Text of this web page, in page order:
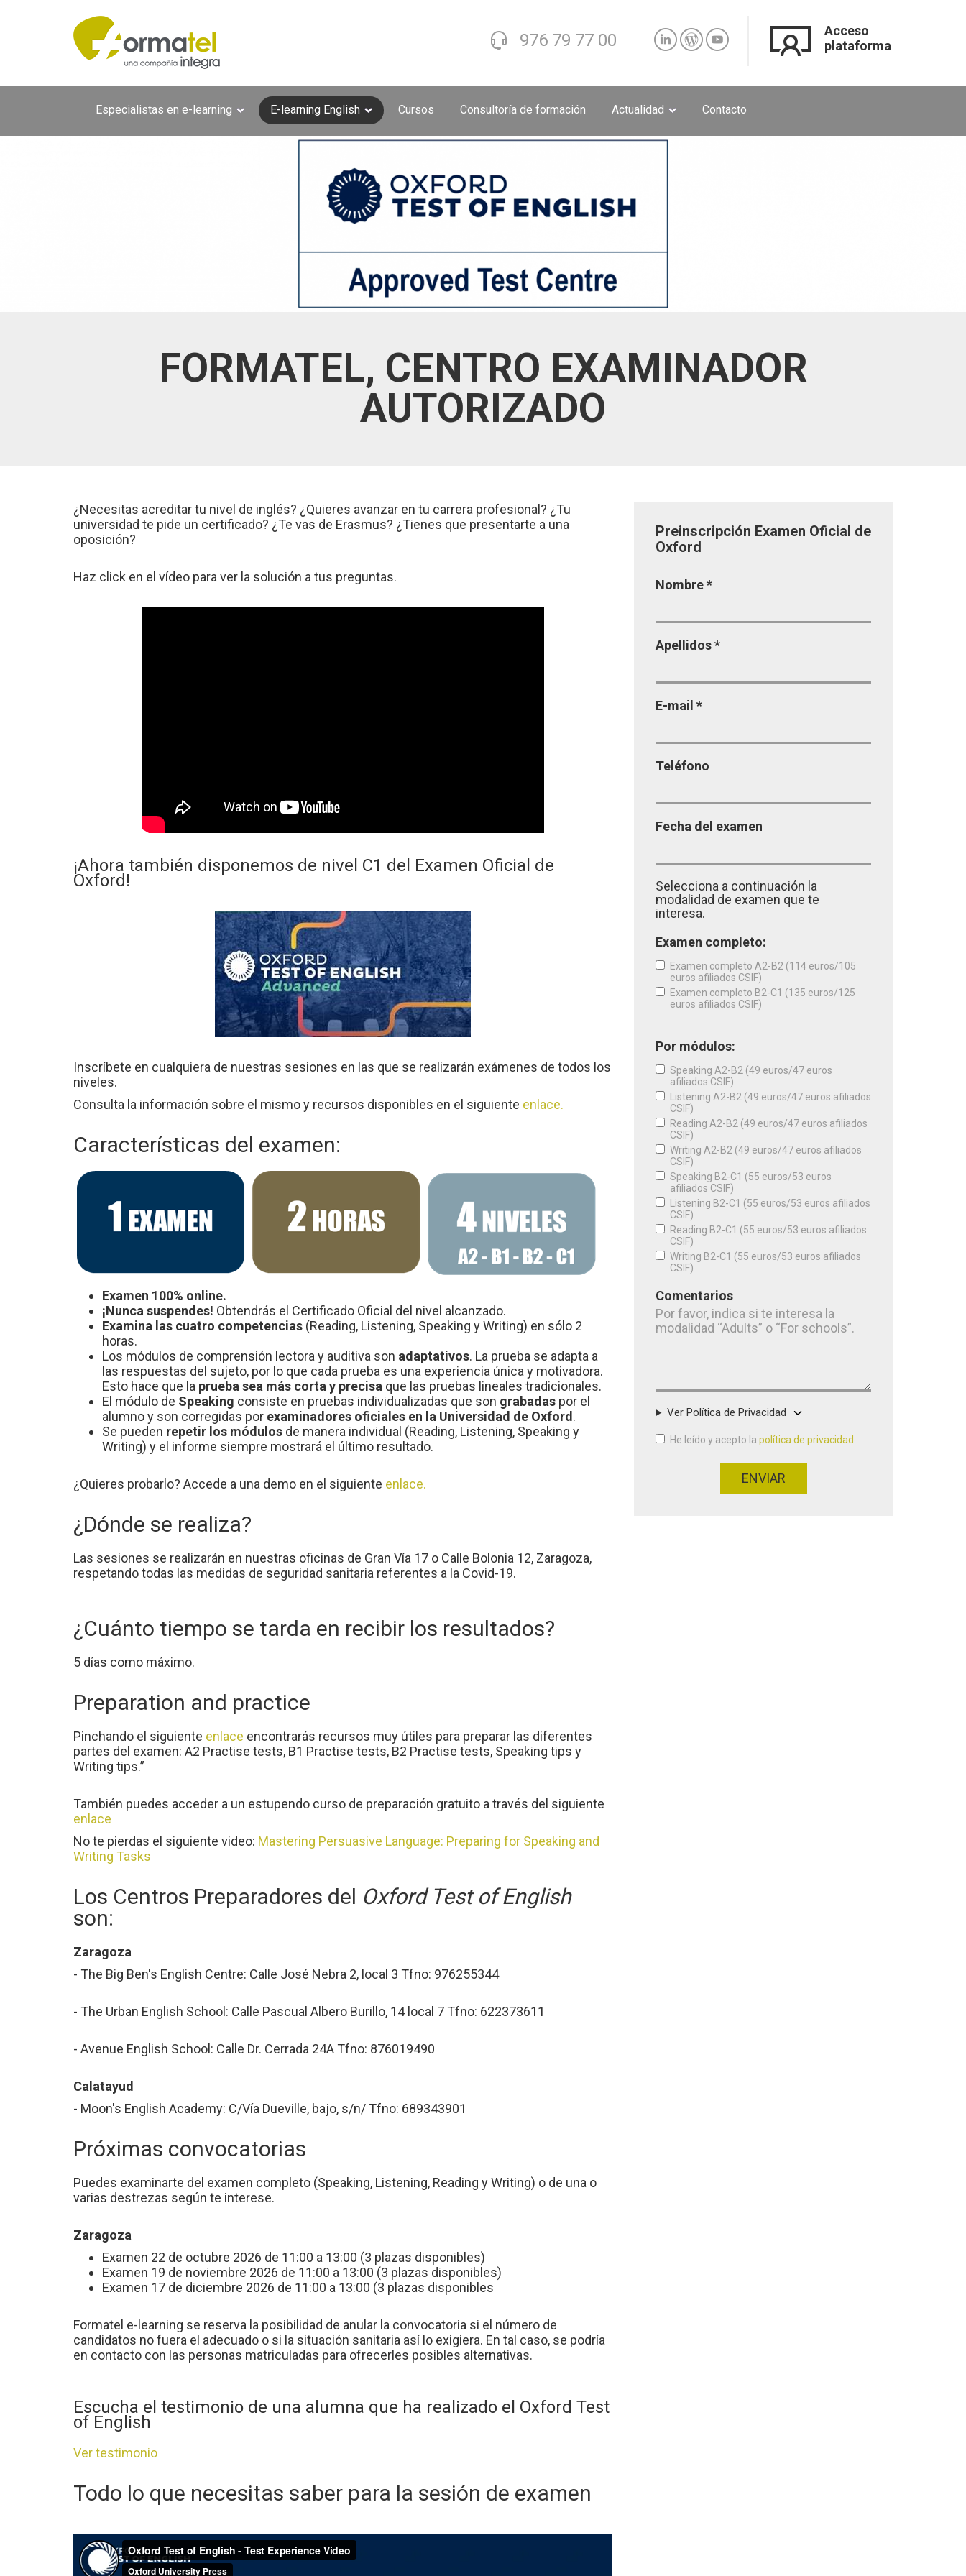
976 79 77 00
Acceso
plataforma
Especialistas en e-learning E-learning English Cursos Consultoría de formación Actualidad Contacto
FORMATEL, CENTRO EXAMINADOR
AUTORIZADO
¿Necesitas acreditar tu nivel de inglés? ¿Quieres avanzar en tu carrera profesional? ¿Tu
universidad te pide un certificado? ¿Te vas de Erasmus? ¿Tienes que presentarte a una
oposición?
Haz click en el vídeo para ver la solución a tus preguntas.
¡Ahora también disponemos de nivel C1 del Examen Oficial de
Oxford!
Inscríbete en cualquiera de nuestras sesiones en las que se realizarán exámenes de todos los
niveles.
Consulta la información sobre el mismo y recursos disponibles en el siguiente enlace.
Características del examen:
Examen 100% online.
¡Nunca suspendes! Obtendrás el Certificado Oficial del nivel alcanzado.
Examina las cuatro competencias (Reading, Listening, Speaking y Writing) en sólo 2
horas.
Los módulos de comprensión lectora y auditiva son adaptativos. La prueba se adapta a
las respuestas del sujeto, por lo que cada prueba es una experiencia única y motivadora.
Esto hace que la prueba sea más corta y precisa que las pruebas lineales tradicionales.
El módulo de Speaking consiste en pruebas individualizadas que son grabadas por el
alumno y son corregidas por examinadores oficiales en la Universidad de Oxford .
Se pueden repetir los módulos de manera individual (Reading, Listening, Speaking y
Writing) y el informe siempre mostrará el último resultado.
¿Quieres probarlo? Accede a una demo en el siguiente enlace.
¿Dónde se realiza?
Las sesiones se realizarán en nuestras oficinas de Gran Vía 17 o Calle Bolonia 12, Zaragoza,
respetando todas las medidas de seguridad sanitaria referentes a la Covid-19.
¿Cuánto tiempo se tarda en recibir los resultados?
5 días como máximo.
Preparation and practice
Pinchando el siguiente enlace encontrarás recursos muy útiles para preparar las diferentes
partes del examen: A2 Practise tests, B1 Practise tests, B2 Practise tests, Speaking tips y
Writing tips.”
También puedes acceder a un estupendo curso de preparación gratuito a través del siguiente
enlace
No te pierdas el siguiente video: Mastering Persuasive Language: Preparing for Speaking and
Writing Tasks
Los Centros Preparadores del Oxford Test of English
son:
Zaragoza
- The Big Ben's English Centre: Calle José Nebra 2, local 3 Tfno: 976255344
- The Urban English School: Calle Pascual Albero Burillo, 14 local 7 Tfno: 622373611
- Avenue English School: Calle Dr. Cerrada 24A Tfno: 876019490
Calatayud
- Moon's English Academy: C/Vía Dueville, bajo, s/n/ Tfno: 689343901
Próximas convocatorias
Puedes examinarte del examen completo (Speaking, Listening, Reading y Writing) o de una o
varias destrezas según te interese.
Zaragoza
Examen 22 de octubre 2026 de 11:00 a 13:00 (3 plazas disponibles)
Examen 19 de noviembre 2026 de 11:00 a 13:00 (3 plazas disponibles)
Examen 17 de diciembre 2026 de 11:00 a 13:00 (3 plazas disponibles
Formatel e-learning se reserva la posibilidad de anular la convocatoria si el número de
candidatos no fuera el adecuado o si la situación sanitaria así lo exigiera. En tal caso, se podría
en contacto con las personas matriculadas para ofrecerles posibles alternativas.
Escucha el testimonio de una alumna que ha realizado el Oxford Test
of English
Ver testimonio
Todo lo que necesitas saber para la sesión de examen
Preinscripción Examen Oficial de
Oxford
Nombre*
Apellidos*
E-mail *
Teléfono
Fecha del examen
Selecciona a continuación la
modalidad de examen que te
interesa.
Examen completo:
Examen completo A2-B2 (114 euros/105
euros afiliados CSIF)
Examen completo B2-C1 (135 euros/125
euros afiliados CSIF)
Por módulos:
Speaking A2-B2 (49 euros/47 euros
afiliados CSIF)
Listening A2-B2 (49 euros/47 euros afiliados
CSIF)
Reading A2-B2 (49 euros/47 euros afiliados
CSIF)
Writing A2-B2 (49 euros/47 euros afiliados
CSIF)
Speaking B2-C1 (55 euros/53 euros
afiliados CSIF)
Listening B2-C1 (55 euros/53 euros afiliados
CSIF)
Reading B2-C1 (55 euros/53 euros afiliados
CSIF)
Writing B2-C1 (55 euros/53 euros afiliados
CSIF)
Comentarios
Ver Política de Privacidad
He leído y acepto la política de privacidad
Aceptación de condiciones
ENVIAR